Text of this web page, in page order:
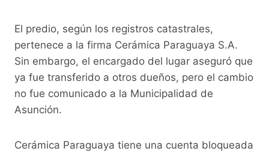
El predio, según los registros catastrales,
pertenece a la firma Cerámica Paraguaya S.A.
Sin embargo, el encargado del lugar aseguró que
ya fue transferido a otros dueños, pero el cambio
no fue comunicado a la Municipalidad de
Asunción.
Cerámica Paraguaya tiene una cuenta bloqueada